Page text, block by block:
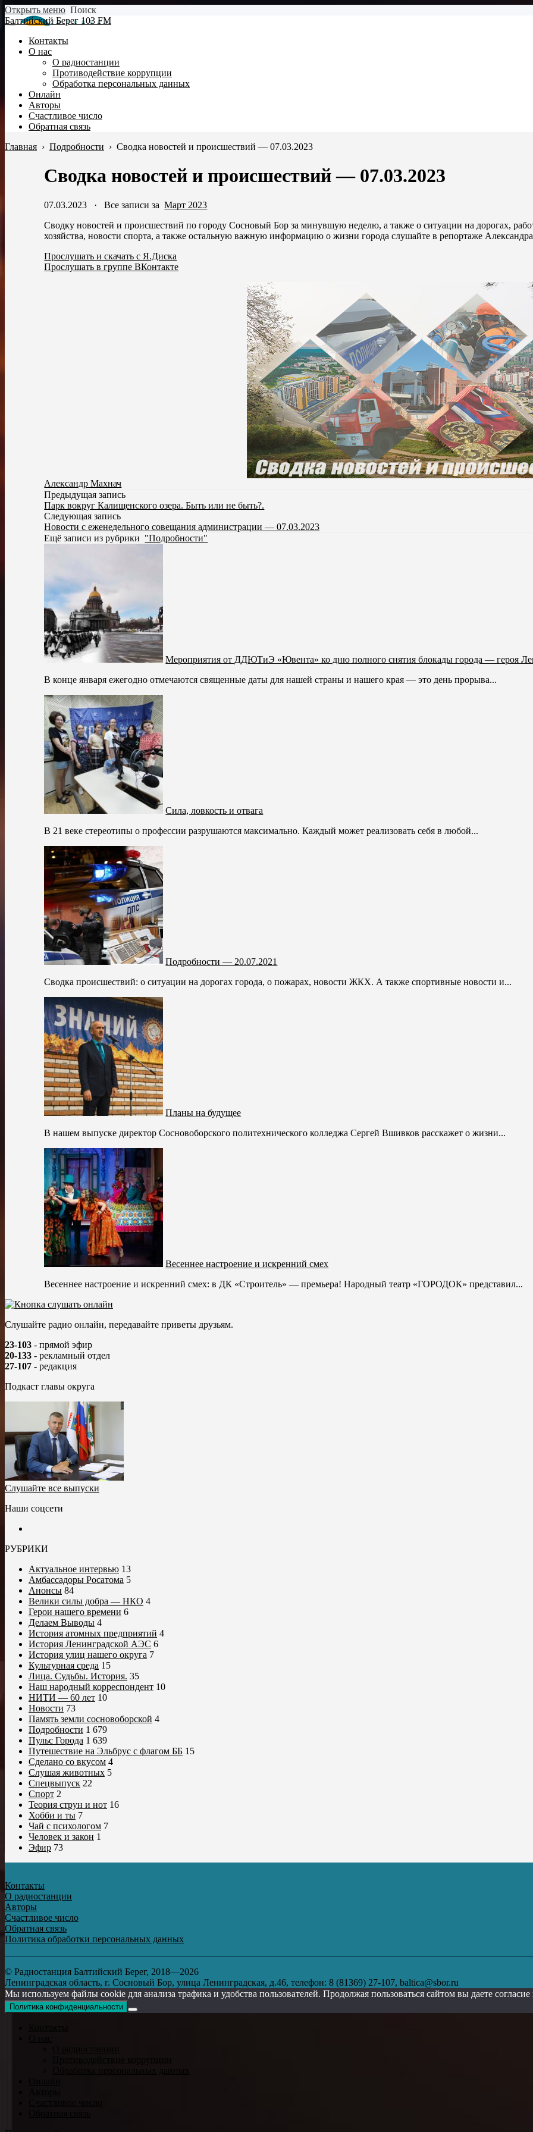
Открыть меню Поиск
Балтийский Берег 103 FM
Контакты
О нас
О радиостанции
Противодействие коррупции
Обработка персональных данных
Онлайн
Авторы
Счастливое число
Обратная связь
Главная › Подробности › Сводка новостей и происшествий — 07.03.2023
Сводка новостей и происшествий — 07.03.2023
07.03.2023 ·Все записи заМарт 2023
Сводку новостей и происшествий по городу Сосновый Бор за минувшую неделю, а также о ситуации на дорогах,
хозяйства, новости спорта, а также остальную важную информацию о жизни города слушайте в репортаже
Прослушать и скачать с Я.Диска
Прослушать в группе ВКонтакте
Александр Махнач
Предыдущая запись
Парк вокруг Калищенского озера. Быть или не быть?.
Следующая запись
Новости с еженедельного совещания администрации — 07.03.2023
Ещё записи из рубрики "Подробности"
Мероприятия от ДДЮТиЭ «Ювента» ко дню полного снятия блокады города — героя
В конце января ежегодно отмечаются священные даты для нашей страны и нашего края — это день прорыва...
Сила, ловкость и отвага
В 21 веке стереотипы о профессии разрушаются максимально. Каждый может реализовать себя в любой...
Подробности — 20.07.2021
Сводка происшествий: о ситуации на дорогах города, о пожарах, новости ЖКХ. А также спортивные новости и...
Планы на будущее
В нашем выпуске директор Сосновоборского политехнического колледжа Cергей Вшивков расскажет о жизни...
Весеннее настроение и искренний смех
Весеннее настроение и искренний смех: в ДК «Строитель» — премьера! Народный театр «ГОРОДОК» представил...
Слушайте радио онлайн, передавайте приветы друзьям.
23-103 - прямой эфир
20-133 - рекламный отдел
27-107 - редакция
Подкаст главы округа
Слушайте все выпуски
Наши соцсети
РУБРИКИ
Актуальное интервью 13
Амбассадоры Росатома 5
Анонсы 84
Велики силы добра — НКО 4
Герои нашего времени 6
Делаем Выводы 4
История атомных предприятий 4
История Ленинградской АЭС 6
История улиц нашего округа 7
Культурная среда 15
Лица. Судьбы. История. 35
Наш народный корреспондент 10
НИТИ — 60 лет 10
Новости 73
Память земли сосновоборской 4
Подробности 1 679
Пульс Города 1 639
Путешествие на Эльбрус с флагом ББ 15
Сделано со вкусом 4
Слушая животных 5
Спецвыпуск 22
Спорт 2
Теория струн и нот 16
Хобби и ты 7
Чай с психологом 7
Человек и закон 1
Эфир 73
Контакты
О радиостанции
Авторы
Счастливое число
Обратная связь
Политика обработки персональных данных
© Радиостанция Балтийский Берег, 2018—2026
Ленинградская область, г. Сосновый Бор, улица Ленинградская, д.46, телефон: 8 (81369) 27-107, baltica@sbor.ru
Мы используем файлы cookie для анализа трафика и удобства пользователей. Продолжая пользоваться сайтом вы даете
Политика конфиденциальности